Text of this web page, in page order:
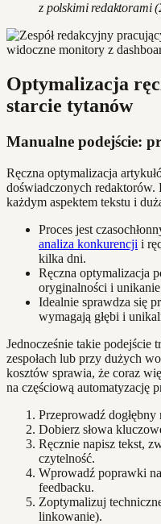
z polskimi redaktorami
Optymalizacja
starcie tytanów
Manualne podejście:
Ręczna optymalizacja
doświadczonych redaktorów.
każdym aspektem tekstu i
Proces jest
analiza konkurencji i
kilka dni.
Ręczna optymalizacja
oryginalności i
Idealnie sprawdza się
wymagają głębi i
Jednocześnie takie podejście
zespołach lub przy dużych
kosztów sprawia, że coraz
na częściową automatyzację
Przeprowadź dogłębny
Dobierz słowa
Ręcznie napisz tekst,
czytelność.
Wprowadź poprawki
feedbacku.
Zoptymalizuj
linkowanie).